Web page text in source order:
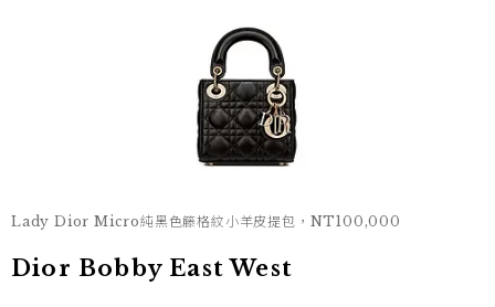
Lady Dior Micro純黑色籐格紋小羊皮提包，NT100,000
Dior Bobby East West